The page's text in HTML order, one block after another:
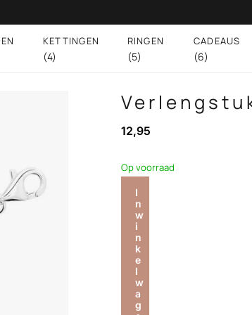
KETTINGEN
(4)
RINGEN
(5)
CADEAUS
(6)
12,95
Op voorraad
I
n
w
i
n
k
e
l
w
a
g